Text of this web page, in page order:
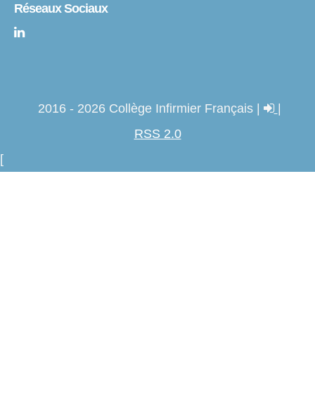
Réseaux Sociaux
2016 - 2026 Collège Infirmier Français |
|
RSS 2.0
[